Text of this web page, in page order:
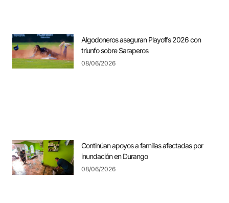
Algodoneros aseguran Playoffs 2026 con
triunfo sobre Saraperos
08/06/2026
Continúan apoyos a familias afectadas por
inundación en Durango
08/06/2026